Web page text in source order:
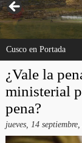
Cusco en Portada
¿Vale la
ministerial
pena?
jueves, 14